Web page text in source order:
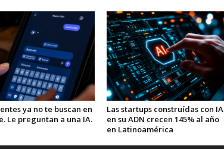
ya no te buscan en
Le preguntan a una IA.
Las startups construídas con IA
en su ADN crecen 145% al año
en Latinoamérica